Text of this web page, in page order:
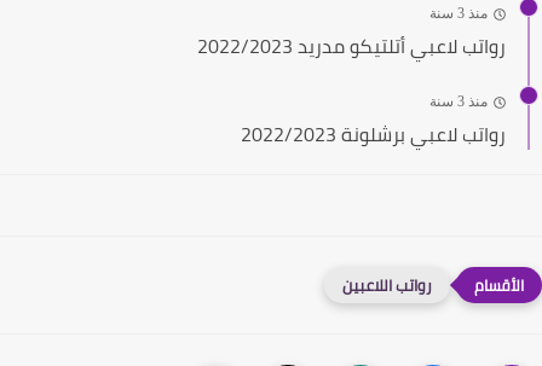
منذ 3 سنة
رواتب لاعبي أتلتيكو مدريد 2022/2023
منذ 3 سنة
رواتب لاعبي برشلونة 2022/2023
رواتب اللاعبين